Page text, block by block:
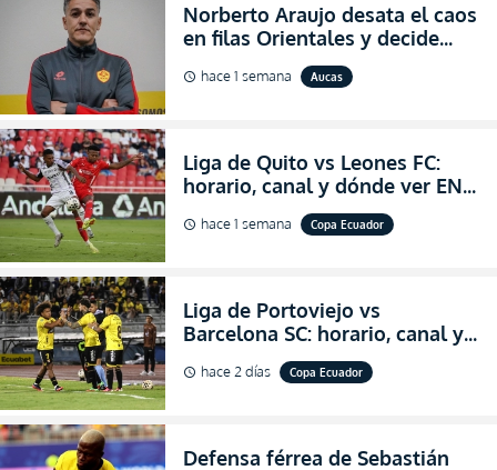
Norberto Araujo desata el caos
en filas Orientales y decide
abandonar la dirección técnica
de Aucas
schedule hace 1 semana Aucas
Liga de Quito vs Leones FC:
horario, canal y dónde ver EN
VIVO los octavos de final de la
Copa Ecuador 2026
schedule hace 1 semana Copa Ecuador
Liga de Portoviejo vs
Barcelona SC: horario, canal y
dónde ver EN VIVO los octavos
de final de la Copa Ecuador
schedule hace 2 días Copa Ecuador
Defensa férrea de Sebastián